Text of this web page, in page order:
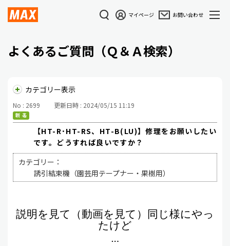
マイページ お問い合わせ
よくあるご質問（Ｑ＆Ａ検索）
カテゴリー表示
No : 2699 更新日時 : 2024/05/15 11:19
【HT-R･HT-RS、HT-B(LU)】修理をお願いしたい
です。どうすれば良いですか？
カテゴリー：
誘引結束機（園芸用テープナー・果樹用）
説明を見て（動画を見て）同じ様にやっ
たけど
…